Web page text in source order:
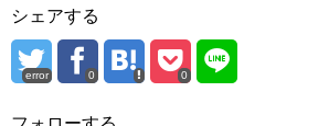
シェアする
error 0 0